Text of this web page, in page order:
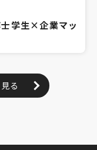
学生×企業マッ
る